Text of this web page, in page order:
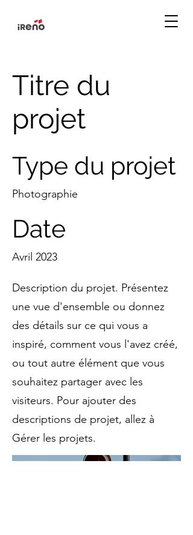
Titre du
projet
Type du projet
Photographie
Date
Avril 2023
Description du projet. Présentez
une vue d'ensemble ou donnez
des détails sur ce qui vous a
inspiré, comment vous l'avez créé,
ou tout autre élément que vous
souhaitez partager avec les
visiteurs. Pour ajouter des
descriptions de projet, allez à
Gérer les projets.